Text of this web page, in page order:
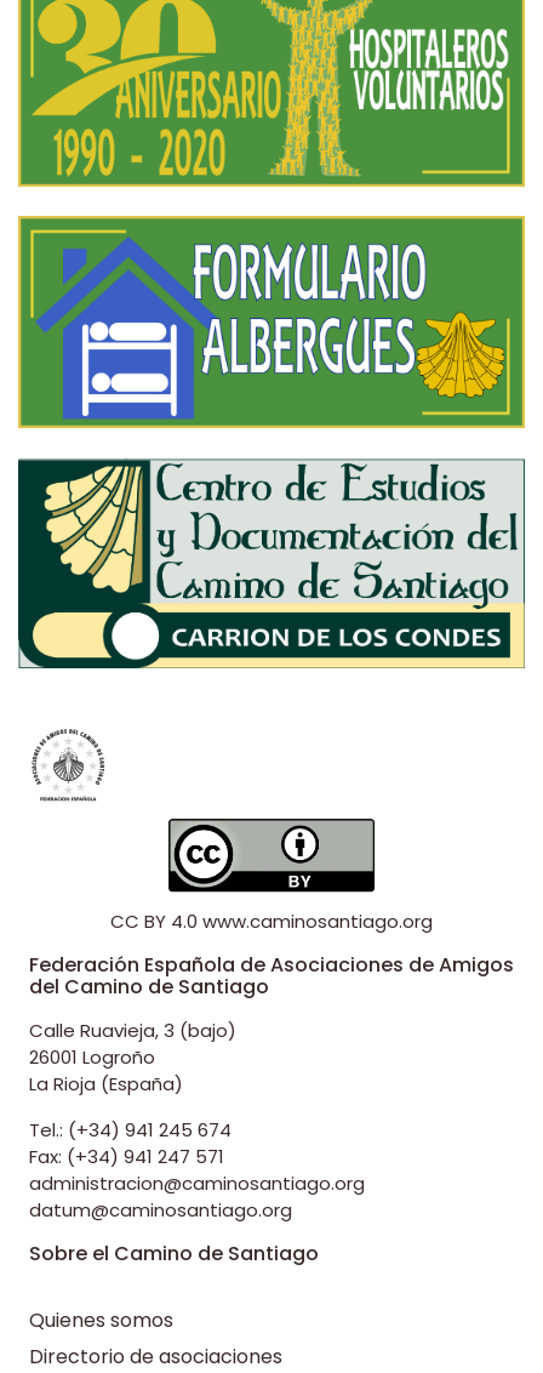
CC BY 4.0 www.caminosantiago.org
Federación Española de Asociaciones de Amigos
del Camino de Santiago
Calle Ruavieja, 3 (bajo)
26001 Logroño
La Rioja (España)
Tel.: (+34) 941 245 674
Fax: (+34) 941 247 571
administracion@caminosantiago.org
datum@caminosantiago.org
Sobre el Camino de Santiago
Quienes somos
Directorio de asociaciones